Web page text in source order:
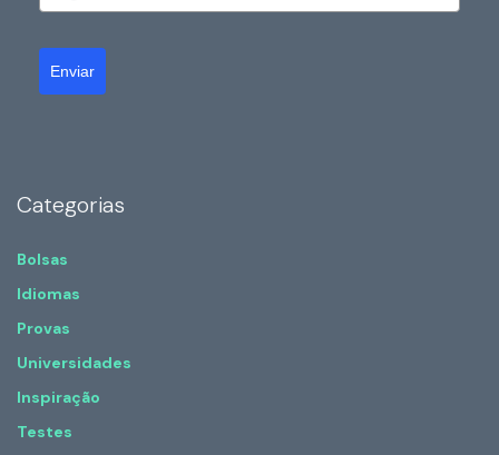
Enviar
Categorias
Bolsas
Idiomas
Provas
Universidades
Inspiração
Testes